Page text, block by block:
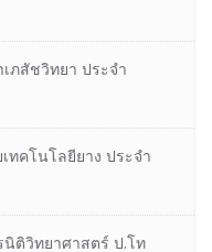
เภสัชวิทยา ประจํา
ทคโนโลยียาง ประจํา
นิติวิทยาศาสตร์ ป.โท